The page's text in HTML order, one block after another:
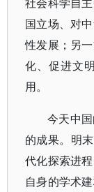
国立场、对
性发展；另
化、促进文
用。
今天中
的成果。明
代化探索进
自身的学术